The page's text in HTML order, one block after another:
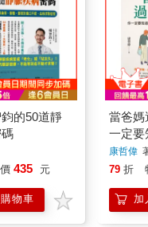
的50道靜
435 元
物車
當爸媽
一定要
照、財
【全新
康哲偉
79 折
加